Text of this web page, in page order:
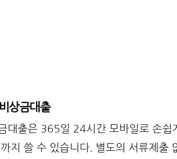
상금대출
대출은 365일 24시간 모바일로 손
지 쓸 수 있습니다. 별도의 서류제출